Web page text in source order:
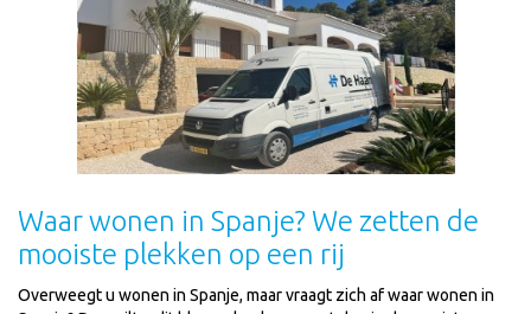
Waar wonen in Spanje? We zetten de
mooiste plekken op een rij
Overweegt u wonen in Spanje, maar vraagt zich af waar wonen in